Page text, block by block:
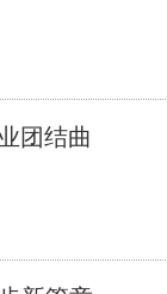
团结曲